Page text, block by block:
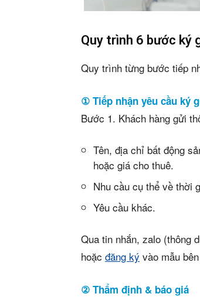
Quy trình 6 bước ký
Quy trình từng bước tiếp
① Tiếp nhận yêu cầu ký
Bước 1. Khách hàng gửi
Tên, địa chỉ bất động
hoặc giá cho thuê.
Nhu cầu cụ thể về thời
Yêu cầu khác.
Qua tin nhắn, zalo (thông
hoặc đăng ký vào mẫu
② Thẩm định & báo giá